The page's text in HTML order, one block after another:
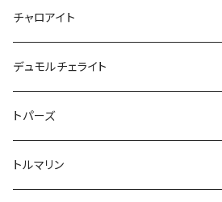
チャロアイト
デュモルチェライト
トパーズ
トルマリン